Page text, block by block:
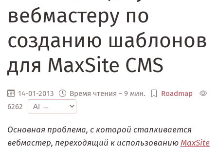
вебмастеру по
созданию шаблонов
для MaxSite CMS
14-01-2013 Время чтения ~ 9 мин.
Roadmap
6262
Основная проблема, с которой сталкивается
вебмастер, переходящий к использованиюMaxSite